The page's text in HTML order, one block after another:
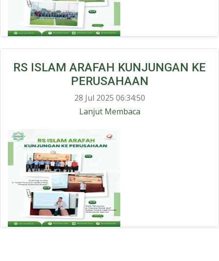
RS ISLAM ARAFAH KUNJUNGAN KE
PERUSAHAAN
28 Jul 2025 06:34:50
Lanjut Membaca